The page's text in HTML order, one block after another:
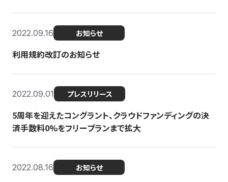
2022.09.16 お知らせ
利用規約改訂のお知らせ
2022.09.01 プレスリリース
5周年を迎えたコングラント、クラウドファンディングの決
済手数料0%をフリープランまで拡大
2022.08.16 お知らせ